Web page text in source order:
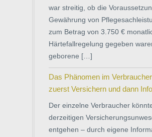
war streitig, ob die
Gewährung von
zum Betrag von 3.750 €
Härtefallregelung gegeben
geborene […]
Das Phänomen im
zuerst Versichern und dann
Der einzelne Verbraucher
derzeitigen
entgehen – durch eigene